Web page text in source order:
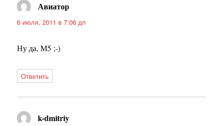
Авиатор
6 июля, 2011 в 7:06 дп
Ну да, М5 ;-)
Ответить
k-dmitriy